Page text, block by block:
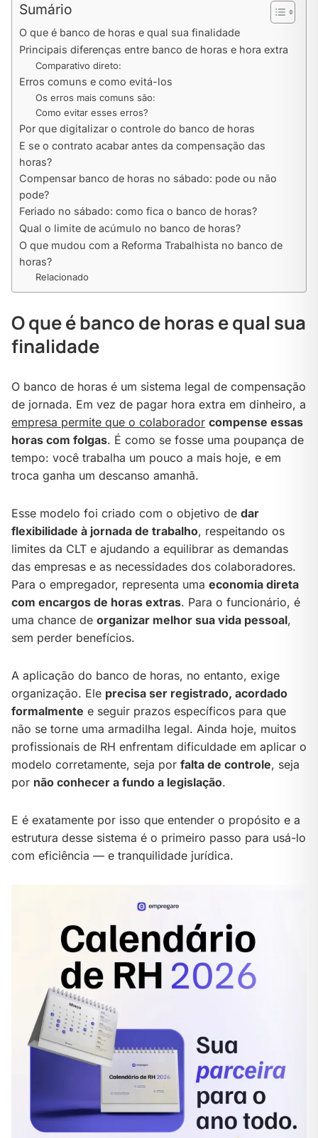
Sumário
O que é banco de horas e qual sua finalidade
Principais diferenças entre banco de horas e hora extra
Comparativo direto:
Erros comuns e como evitá-los
Os erros mais comuns são:
Como evitar esses erros?
Por que digitalizar o controle do banco de horas
E se o contrato acabar antes da compensação das
horas?
Compensar banco de horas no sábado: pode ou não
pode?
Feriado no sábado: como fica o banco de horas?
Qual o limite de acúmulo no banco de horas?
O que mudou com a Reforma Trabalhista no banco de
horas?
Relacionado
O que é banco de horas e qual sua
finalidade
O banco de horas é um sistema legal de compensação
de jornada. Em vez de pagar hora extra em dinheiro, a
empresa permite que o colaborador compense essas
horas com folgas. É como se fosse uma poupança de
tempo: você trabalha um pouco a mais hoje, e em
troca ganha um descanso amanhã.
Esse modelo foi criado com o objetivo de dar
flexibilidade à jornada de trabalho, respeitando os
limites da CLT e ajudando a equilibrar as demandas
das empresas e as necessidades dos colaboradores.
Para o empregador, representa uma economia direta
com encargos de horas extras. Para o funcionário, é
uma chance de organizar melhor sua vida pessoal,
sem perder benefícios.
A aplicação do banco de horas, no entanto, exige
organização. Ele precisa ser registrado, acordado
formalmente e seguir prazos específicos para que
não se torne uma armadilha legal. Ainda hoje, muitos
profissionais de RH enfrentam dificuldade em aplicar o
modelo corretamente, seja por falta de controle, seja
por não conhecer a fundo a legislação.
E é exatamente por isso que entender o propósito e a
estrutura desse sistema é o primeiro passo para usá-lo
com eficiência — e tranquilidade jurídica.